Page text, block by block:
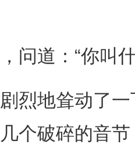
道：“你叫什
地耸动了一
个破碎的音